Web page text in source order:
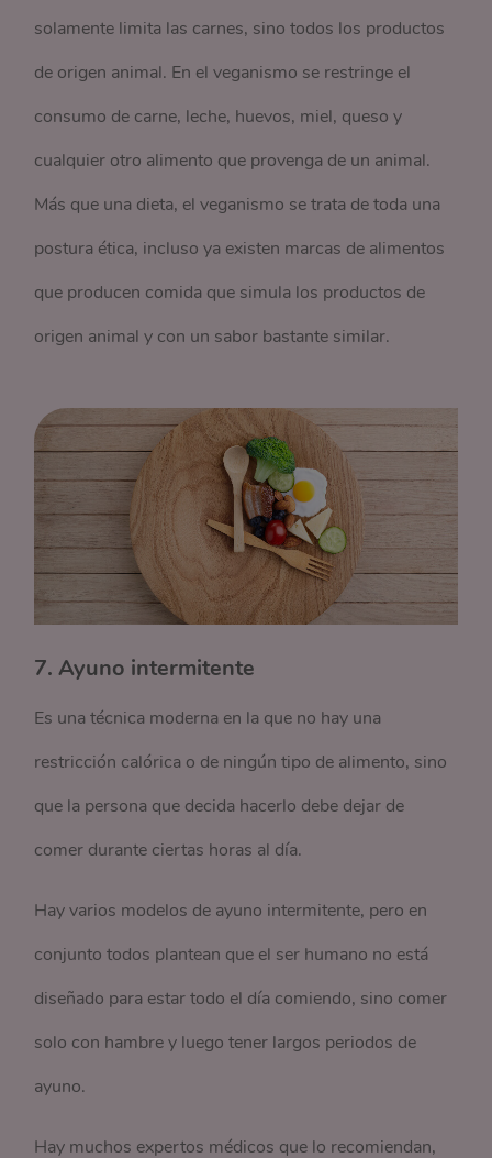
solamente limita las carnes, sino todos los productos
de origen animal. En el veganismo se restringe el
consumo de carne, leche, huevos, miel, queso y
cualquier otro alimento que provenga de un animal.
Más que una dieta, el veganismo se trata de toda una
postura ética, incluso ya existen marcas de alimentos
que producen comida que simula los productos de
origen animal y con un sabor bastante similar.
7. Ayuno intermitente
Es una técnica moderna en la que no hay una
restricción calórica o de ningún tipo de alimento, sino
que la persona que decida hacerlo debe dejar de
comer durante ciertas horas al día.
Hay varios modelos de ayuno intermitente, pero en
conjunto todos plantean que el ser humano no está
diseñado para estar todo el día comiendo, sino comer
solo con hambre y luego tener largos periodos de
ayuno.
Hay muchos expertos médicos que lo recomiendan,